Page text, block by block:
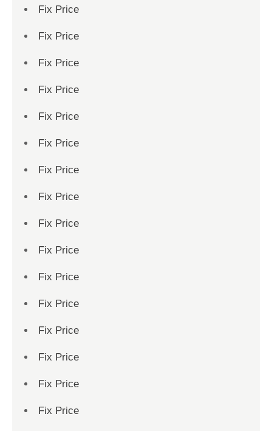
Fix Price
Fix Price
Fix Price
Fix Price
Fix Price
Fix Price
Fix Price
Fix Price
Fix Price
Fix Price
Fix Price
Fix Price
Fix Price
Fix Price
Fix Price
Fix Price